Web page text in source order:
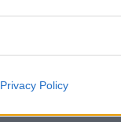
Privacy Policy